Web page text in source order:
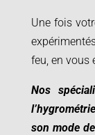
Une fois
feu, en vous
Nos
son mode